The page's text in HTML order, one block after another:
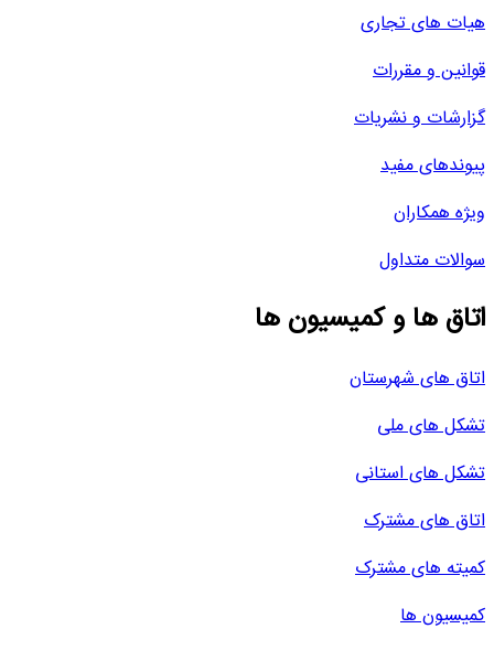
هیات های تجاری
قوانین و مقررات
گزارشات و نشریات
پیوندهای مفید
ویژه همکاران
سوالات متداول
اتاق ها و کمیسیون ها
اتاق های شهرستان
تشکل های ملی
تشکل های استانی
اتاق های مشترک
کمیته های مشترک
کمیسیون ها